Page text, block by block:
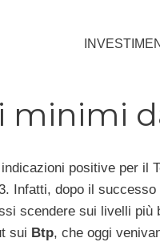
minimi
positive per il
Infatti, dopo il
scendere sui livelli
sui Btp, che oggi